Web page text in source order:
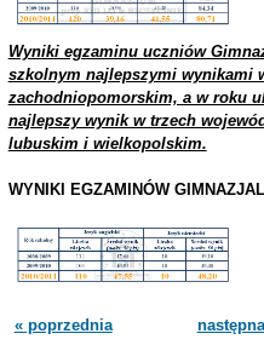
Wyniki egzaminu uczniów
szkolnym najlepszymi wynikami
zachodniopomorskim, a w roku
najlepszy wynik w trzech
lubuskim i wielkopolskim.
WYNIKI EGZAMINÓW
« poprzednia